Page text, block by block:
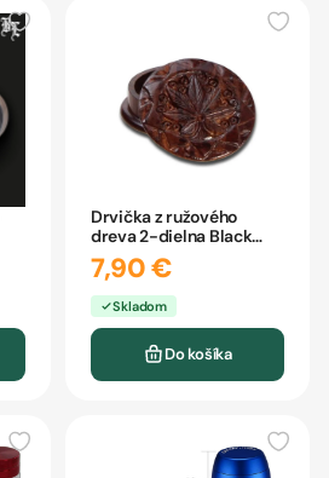
Drvička z ružového
dreva 2-dielna Black
Leaf
7,90 €
Skladom
Do košíka